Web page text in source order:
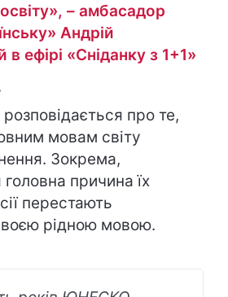
– амбасадор
Андрій
ефірі «Сніданку з 1+1»
розповідається про те,
мовам світу
Зокрема,
причина їх
перестають
рідною мовою.